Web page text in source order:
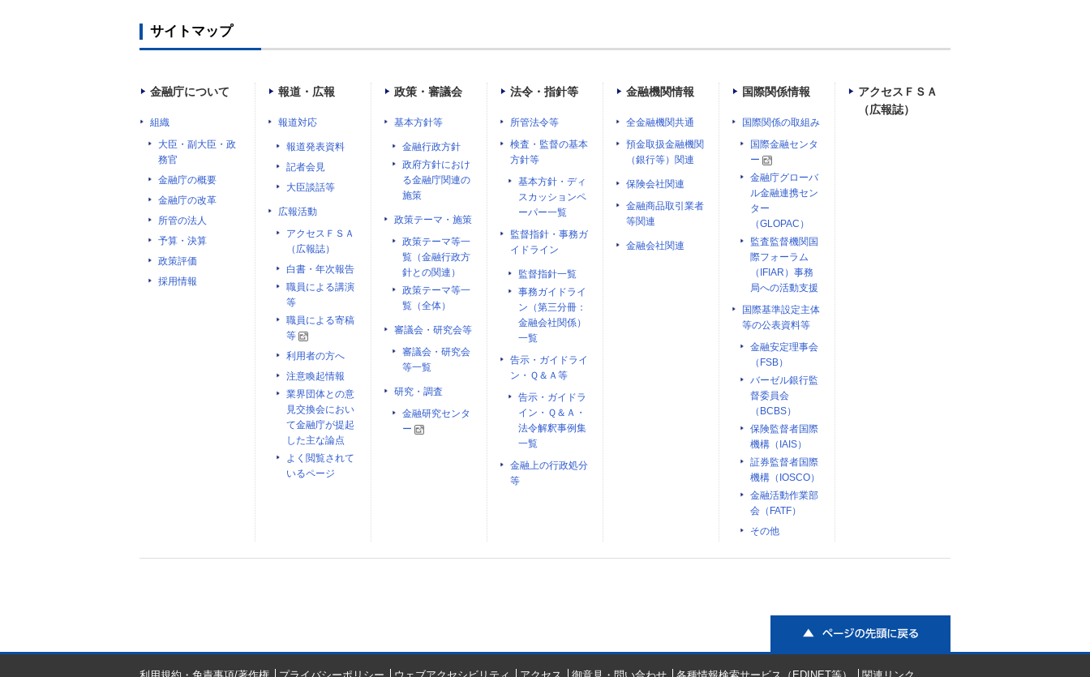
サイトマップ
金融庁について
組織
大臣・副大臣・政
務官
金融庁の概要
金融庁の改革
所管の法人
予算・決算
政策評価
採用情報
報道・広報
報道対応
報道発表資料
記者会見
大臣談話等
広報活動
アクセスＦＳＡ
（広報誌）
白書・年次報告
職員による講演
等
職員による寄稿
等
利用者の方へ
注意喚起情報
業界団体との意
見交換会におい
て金融庁が提起
した主な論点
よく閲覧されて
いるページ
政策・審議会
基本方針等
金融行政方針
政府方針におけ
る金融庁関連の
施策
政策テーマ・施策
政策テーマ等一
覧（金融行政方
針との関連）
政策テーマ等一
覧（全体）
審議会・研究会等
審議会・研究会
等一覧
研究・調査
金融研究センタ
ー
法令・指針等
所管法令等
検査・監督の基本
方針等
基本方針・ディ
スカッションペ
ーパー一覧
監督指針・事務ガ
イドライン
監督指針一覧
事務ガイドライ
ン（第三分冊：
金融会社関係）
一覧
告示・ガイドライ
ン・Ｑ＆Ａ等
告示・ガイドラ
イン・Ｑ＆Ａ・
法令解釈事例集
一覧
金融上の行政処分
等
金融機関情報
全金融機関共通
預金取扱金融機関
（銀行等）関連
保険会社関連
金融商品取引業者
等関連
金融会社関連
国際関係情報
国際関係の取組み
国際金融センタ
ー
金融庁グローバ
ル金融連携セン
ター
（GLOPAC）
監査監督機関国
際フォーラム
（IFIAR）事務
局への活動支援
国際基準設定主体
等の公表資料等
金融安定理事会
（FSB）
バーゼル銀行監
督委員会
（BCBS）
保険監督者国際
機構（IAIS）
証券監督者国際
機構（IOSCO）
金融活動作業部
会（FATF）
その他
アクセスＦＳＡ
（広報誌）